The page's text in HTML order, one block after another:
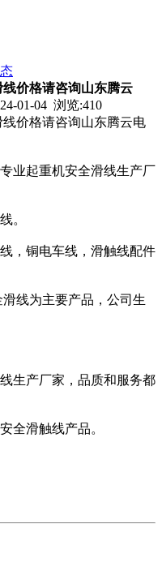
价格请咨询山东腾云
01-04 浏览:410
价格请咨询山东腾云电
业起重机安全滑线生产厂
。
，铜电车线，滑触线配件
线为主要产品，公司生
生产厂家，品质和服务都
全滑触线产品。